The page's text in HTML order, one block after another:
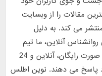
مقالات را از وبسایت
می کند. به دلیل
آنلاین، ما تیم
نوین بینش را معرفی می کنیم که به صورت رایگان، آنلاین و 24
پاسخ می دهند. نوین اطلس